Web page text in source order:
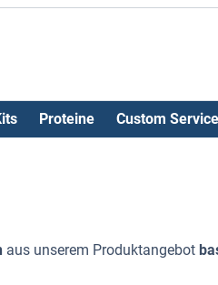
Proteine Custom
aus unserem Produktangebot